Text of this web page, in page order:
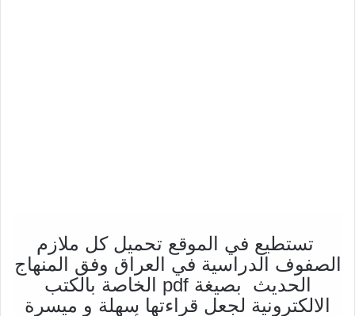
تستطيع في الموقع تحميل كل ملازم
الصفوف الدراسية في العراق وفق المنهاج
الحديث بصيغة pdf الخاصة بالكتب
الالكترونية لجعل قراءتها سهلة و ميسرة